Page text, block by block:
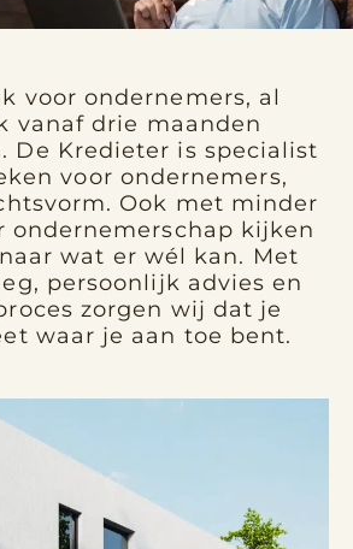
voor ondernemers, al
vanaf drie maanden
De Kredieter is specialist
voor ondernemers,
Ook met minder
ondernemerschap kijken
wat er wél kan. Met
persoonlijk advies en
zorgen wij dat je
waar je aan toe bent.